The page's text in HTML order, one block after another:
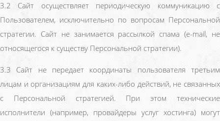
3.2 Сайт осуществляет периодическую коммуникацию с
Пользователем, исключительно по вопросам Персональной
стратегии. Сайт не занимается рассылкой спама (e-mail, не
относящегося к существу Персональной стратегии).
3.3 Сайт не передает координаты пользователя третьим
лицам и организациям для каких-либо действий, не связанных
с Персональной стратегией. При этом технические
исполнители (например, провайдеры услуг хостинга) могут